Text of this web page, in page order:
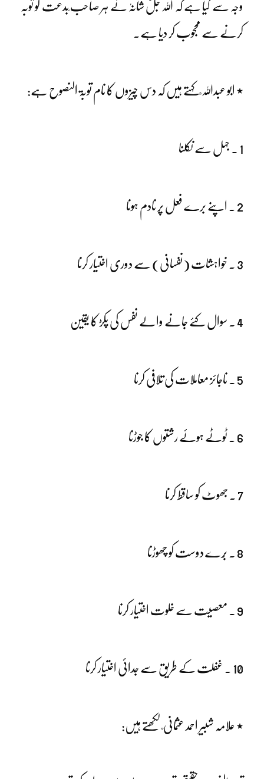
وجہ سے کیا ہے کہ اللہ جلّ شانہٗ نے ہر صاحب ِبدعت کو توبہ
کرنے سے محجوب کر دیا ہے۔
٭ ابو عبداللہ ؒ کہتے ہیں کہ دس چیزوں کا نام توبۃ النصوح ہے:
1 ۔ جہل سے نکلنا
2 ۔ اپنے برے فعل پر نادم ہونا
3 ۔ خواہشات (نفسانی) سے دوری اختیار کرنا
4 ۔ سوال کئے جانے والے نفس کی پکڑ کا یقین
5 ۔ ناجائز معاملات کی تلافی کرنا
6 ۔ ٹوٹے ہوئے رشتوں کا جوڑنا
7 ۔ جھوٹ کو ساقط کرنا
8 ۔ بُرے دوست کو چھوڑنا
9 ۔ معصیت سے خلوت اختیار کرنا
10 ۔ غفلت کے طریق سے جدائی اختیار کرنا
٭ علامہ شبیر احمد عثمانی ؒ لکھتے ہیں: